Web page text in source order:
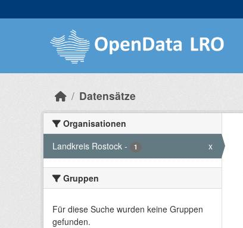
Datensätze
Organisationen
Landkreis Rostock - 1 x
Gruppen
Für diese Suche wurden keine Gruppen
gefunden.